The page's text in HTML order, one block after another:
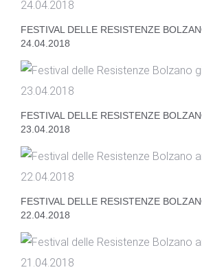
FESTIVAL DELLE RESISTENZE
24.04.2018
FESTIVAL DELLE RESISTENZE
23.04.2018
FESTIVAL DELLE RESISTENZE
22.04.2018